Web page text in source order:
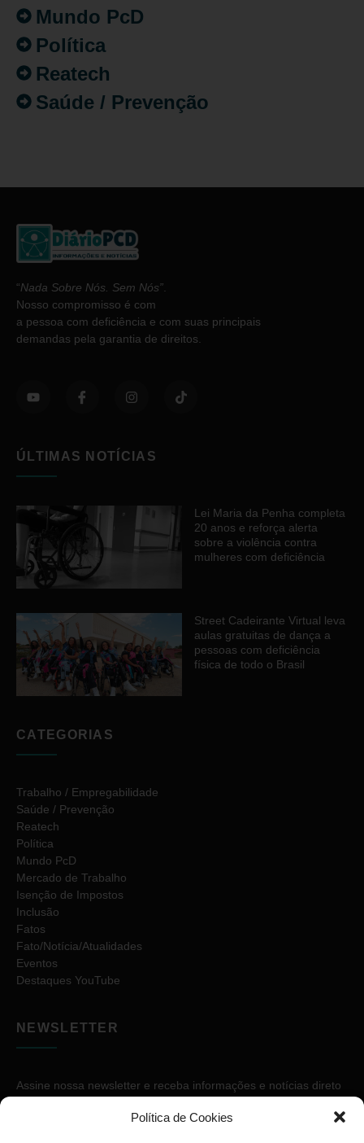
Política de Cookies
Mundo PcD
Política
Reatech
Saúde / Prevenção
“Nada Sobre Nós. Sem Nós”
Nosso compromisso é com
a pessoa com deficiência e com suas principais
demandas pela garantia de direitos.
ÚLTIMAS NOTÍCIAS
Lei Maria da Penha completa
20 anos e reforça alerta
sobre a violência contra
mulheres com deficiência
Street Cadeirante Virtual leva
aulas gratuitas de dança a
pessoas com deficiência
física de todo o Brasil
CATEGORIAS
Trabalho / Empregabilidade
Saúde / Prevenção
Reatech
Política
Mundo PcD
Mercado de Trabalho
Isenção de Impostos
Inclusão
Fatos
Fato/Notícia/Atualidades
Eventos
Destaques YouTube
NEWSLETTER
Assine nossa newsletter e receba informações e notícias direto